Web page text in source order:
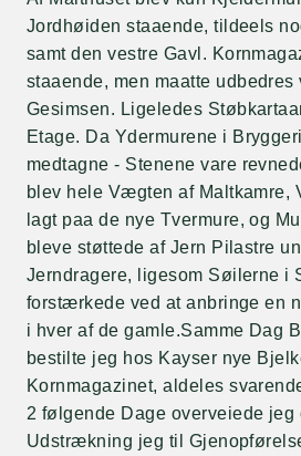
Jordhøiden staaende, tildeels
samt den vestre Gavl.
staaende, men maatte udbedres
Gesimsen. Ligeledes
Etage. Da Ydermurene i
medtagne - Stenene vare
blev hele Vægten af Maltkamre,
lagt paa de nye Tvermure, og
bleve støttede af Jern Pilastre
Jerndragere, ligesom Søilerne i
forstærkede ved at anbringe en
i hver af de gamle.Samme Dag
bestilte jeg hos Kayser nye
Kornmagazinet, aldeles
2 følgende Dage overveiede jeg
Udstrækning jeg til